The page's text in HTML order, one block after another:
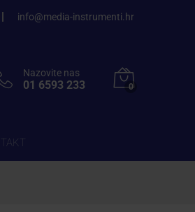
info@media-instrumenti.hr
Nazovite nas
01 6593 233 0